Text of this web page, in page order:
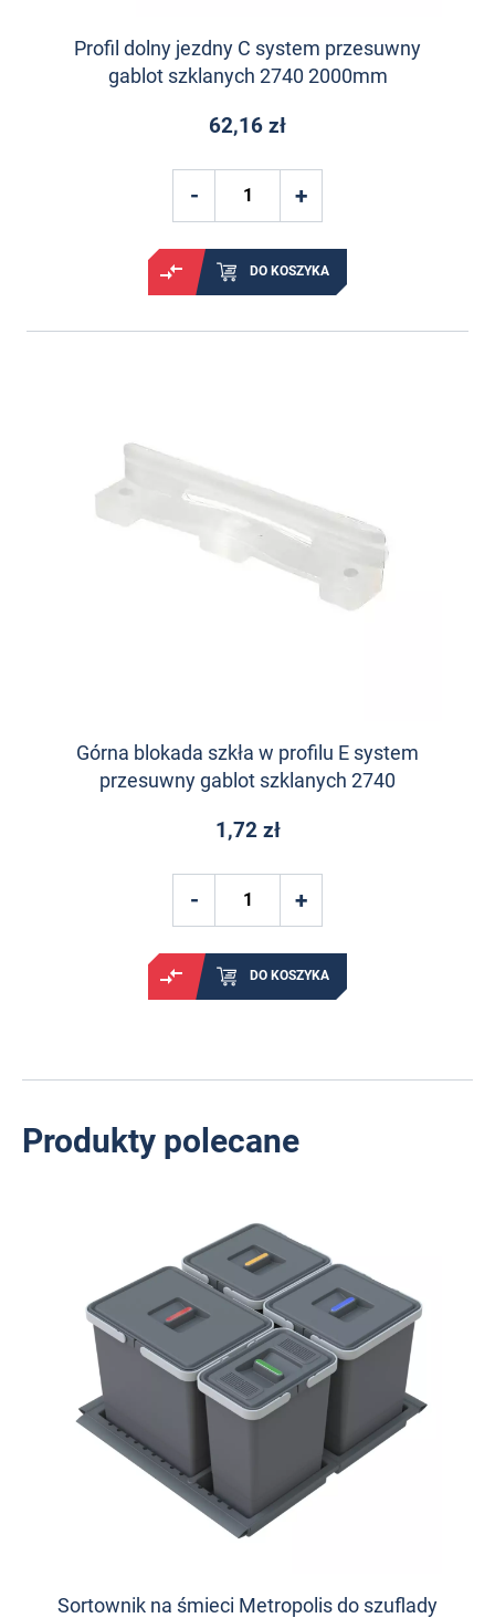
Profil dolny jezdny C system przesuwny
gablot szklanych 2740 2000mm
62,16 zł
DO KOSZYKA
Górna blokada szkła w profilu E system
przesuwny gablot szklanych 2740
1,72 zł
DO KOSZYKA
Produkty polecane
Sortownik na śmieci Metropolis do szuflady